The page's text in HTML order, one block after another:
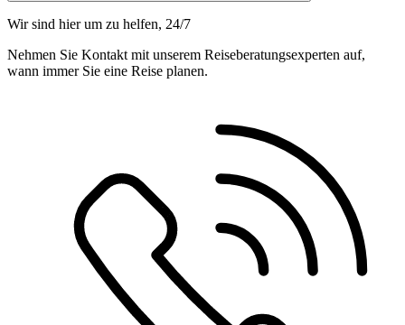
Wir sind hier um zu helfen, 24/7
Nehmen Sie Kontakt mit unserem Reiseberatungsexperten auf,
wann immer Sie eine Reise planen.